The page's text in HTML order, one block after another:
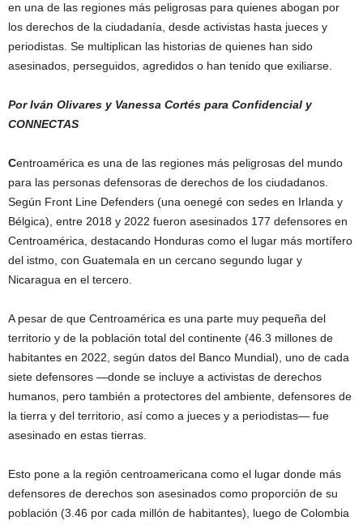
en una de las regiones más peligrosas para quienes abogan por
los derechos de la ciudadanía, desde activistas hasta jueces y
periodistas. Se multiplican las historias de quienes han sido
asesinados, perseguidos, agredidos o han tenido que exiliarse.
Por Iván Olivares y Vanessa Cortés para Confidencial y
CONNECTAS
Centroamérica es una de las regiones más peligrosas del mundo
para las personas defensoras de derechos de los ciudadanos.
Según Front Line Defenders (una oenegé con sedes en Irlanda y
Bélgica), entre 2018 y 2022 fueron asesinados 177 defensores en
Centroamérica, destacando Honduras como el lugar más mortífero
del istmo, con Guatemala en un cercano segundo lugar y
Nicaragua en el tercero.
A pesar de que Centroamérica es una parte muy pequeña del
territorio y de la población total del continente (46.3 millones de
habitantes en 2022, según datos del Banco Mundial), uno de cada
siete defensores —donde se incluye a activistas de derechos
humanos, pero también a protectores del ambiente, defensores de
la tierra y del territorio, así como a jueces y a periodistas— fue
asesinado en estas tierras.
Esto pone a la región centroamericana como el lugar donde más
defensores de derechos son asesinados como proporción de su
población (3.46 por cada millón de habitantes), luego de Colombia